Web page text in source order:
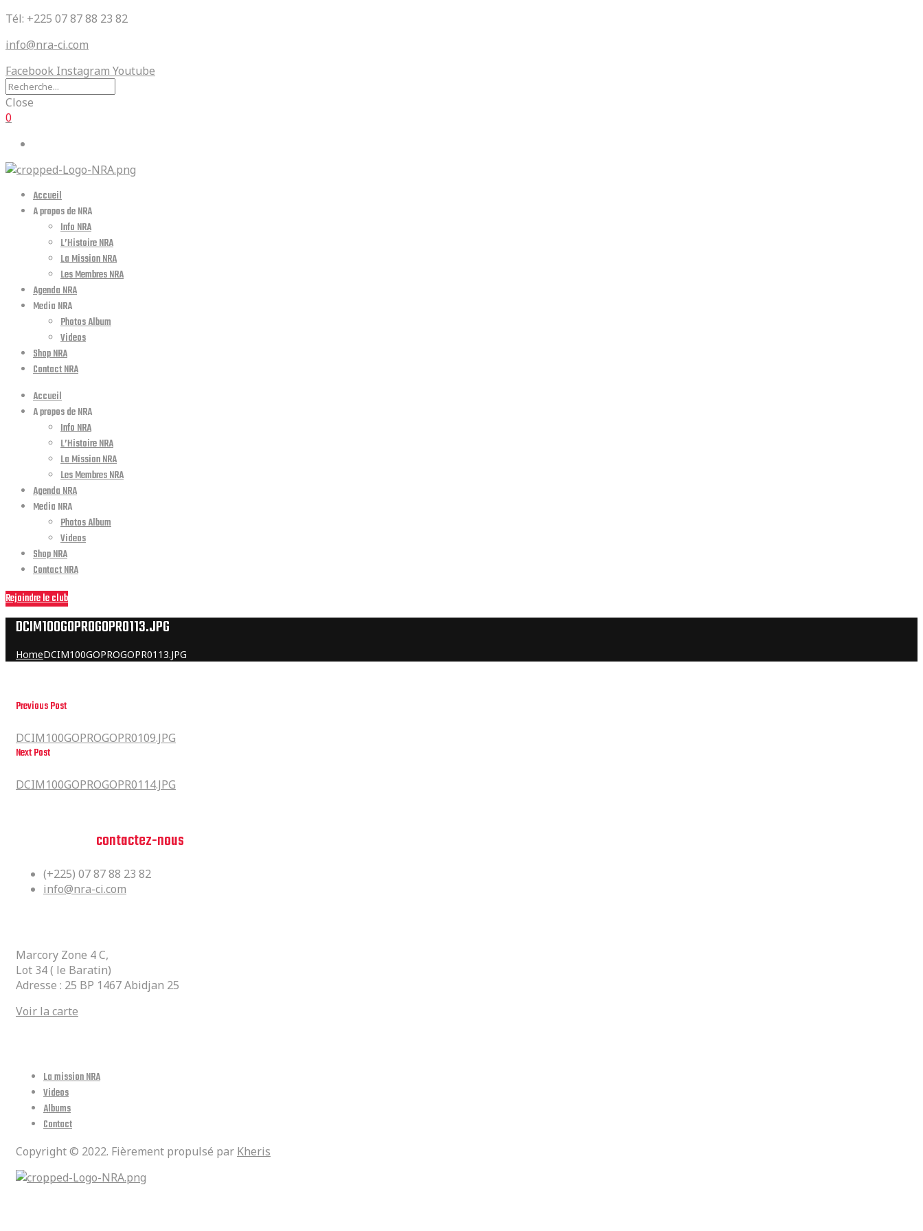
Tél: +225 07 87 88 23 82
info@nra-ci.com
Facebook Instagram Youtube
Close
0
Accueil
A propos de NRA
Info NRA
L’Histoire NRA
La Mission NRA
Les Membres NRA
Agenda NRA
Media NRA
Photos Album
Videos
Shop NRA
Contact NRA
Accueil
A propos de NRA
Info NRA
L’Histoire NRA
La Mission NRA
Les Membres NRA
Agenda NRA
Media NRA
Photos Album
Videos
Shop NRA
Contact NRA
Rejoindre le club
DCIM100GOPROGOPR0113.JPG
HomeDCIM100GOPROGOPR0113.JPG
Previous Post
DCIM100GOPROGOPR0109.JPG
Next Post
DCIM100GOPROGOPR0114.JPG
contactez-nous
(+225) 07 87 88 23 82
info@nra-ci.com
Marcory Zone 4 C,
Lot 34 ( le Baratin)
Adresse : 25 BP 1467 Abidjan 25
Voir la carte
La mission NRA
Videos
Albums
Contact
Copyright © 2022. Fièrement propulsé par Kheris